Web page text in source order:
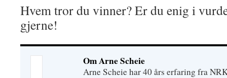
Hvem tror du vinner? Er du enig i
gjerne!
Om Arne Scheie
Arne Scheie har 40 års erfaring fra